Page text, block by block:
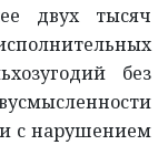
двух тысяч
без
с нарушением